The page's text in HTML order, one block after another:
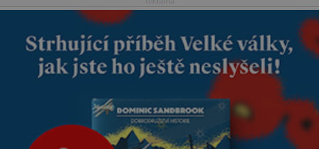
a specifické potřeby dítěte. Pro
jednoduchost, měkkost a
bezpečí, proto by pokoj
miminka měl působit především
klidně a útulně. Předškolní věk